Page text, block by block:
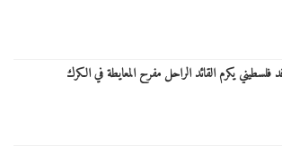
فلسطيني يكرم القائد الراحل مفرح المعايطة في الكرك